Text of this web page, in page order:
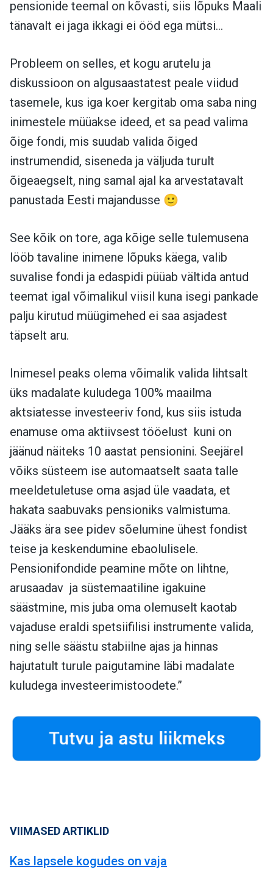
pensionide teemal on kõvasti, siis lõpuks Maali
tänavalt ei jaga ikkagi ei ööd ega mütsi…
Probleem on selles, et kogu arutelu ja
diskussioon on algusaastatest peale viidud
tasemele, kus iga koer kergitab oma saba ning
inimestele müüakse ideed, et sa pead valima
õige fondi, mis suudab valida õiged
instrumendid, siseneda ja väljuda turult
õigeaegselt, ning samal ajal ka arvestatavalt
panustada Eesti majandusse 🙂
See kõik on tore, aga kõige selle tulemusena
lööb tavaline inimene lõpuks käega, valib
suvalise fondi ja edaspidi püüab vältida antud
teemat igal võimalikul viisil kuna isegi pankade
palju kirutud müügimehed ei saa asjadest
täpselt aru.
Inimesel peaks olema võimalik valida lihtsalt
üks madalate kuludega 100% maailma
aktsiatesse investeeriv fond, kus siis istuda
enamuse oma aktiivsest tööelust kuni on
jäänud näiteks 10 aastat pensionini. Seejärel
võiks süsteem ise automaatselt saata talle
meeldetuletuse oma asjad üle vaadata, et
hakata saabuvaks pensioniks valmistuma.
Jääks ära see pidev sõelumine ühest fondist
teise ja keskendumine ebaolulisele.
Pensionifondide peamine mõte on lihtne,
arusaadav ja süstemaatiline igakuine
säästmine, mis juba oma olemuselt kaotab
vajaduse eraldi spetsiifilisi instrumente valida,
ning selle säästu stabiilne ajas ja hinnas
hajutatult turule paigutamine läbi madalate
kuludega investeerimistoodete.”
VIIMASED ARTIKLID
Kas lapsele kogudes on vaja